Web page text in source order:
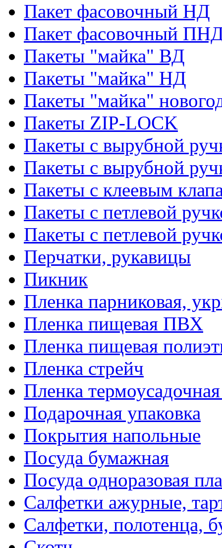
Пакет фасовочный НД
Пакет фасовочный
Пакеты "майка" ВД
Пакеты "майка" НД
Пакеты "майка"
Пакеты ZIP-LOCK
Пакеты с вырубной
Пакеты с вырубной
Пакеты с клеевым
Пакеты с петлевой
Пакеты с петлевой
Перчатки, рукавицы
Пикник
Пленка парниковая,
Пленка пищевая ПВХ
Пленка пищевая
Пленка стрейч
Пленка
Подарочная упаковка
Покрытия напольные
Посуда бумажная
Посуда одноразовая
Салфетки ажурные,
Салфетки, полотенца,